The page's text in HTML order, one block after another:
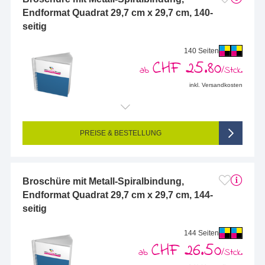
Endformat Quadrat 29,7 cm x 29,7 cm, 140-
seitig
140 Seiten
ab CHF 25.80/Stck.
inkl. Versandkosten
Endformat (bedruckte Fläche): 297 x 297 mm
Seitigkeit: 140-seitig (Vorderseite und Rückseite bedruckt)
4/4-farbig CMYK (vollfarbig bedruckt)
PREISE & BESTELLUNG
Broschüre mit Metall-Spiralbindung,
Endformat Quadrat 29,7 cm x 29,7 cm, 144-
seitig
144 Seiten
ab CHF 26.50/Stck.